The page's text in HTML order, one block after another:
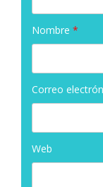
Nombre *
Correo
Web